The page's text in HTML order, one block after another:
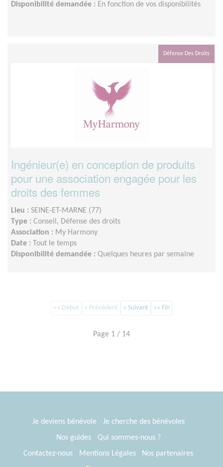
Disponibilité demandée : En fonction de vos disponibilités
Défense Des Droits
Ingénieur(e) en conception de produits
pour une association engagée pour les
droits des femmes
Lieu : SEINE-ET-MARNE (77)
Type : Conseil, Défense des droits
Association : My Harmony
Date : Tout le temps
Disponibilité demandée : Quelques heures par semaine
«« Début « Précédent » Suivant »» Fin
Page 1 / 14
Je deviens bénévole
Je cherche des bénévoles
Nos guides
Qui sommes-nous ?
Contactez-nous
Mentions Légales
Nos partenaires